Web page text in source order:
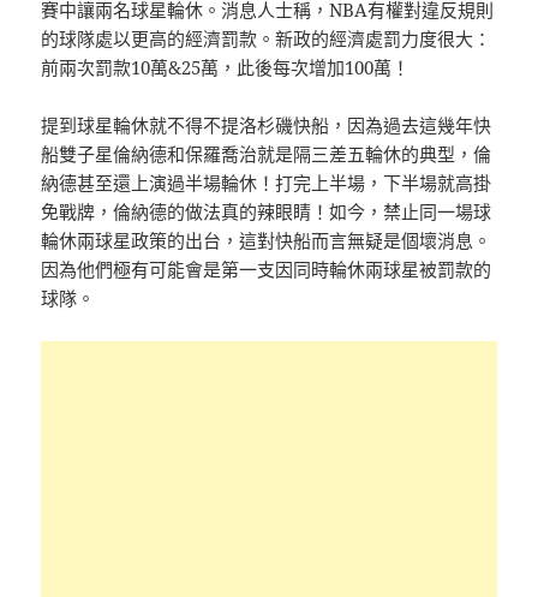
賽中讓兩名球星輪休。消息人士稱，NBA有權對違反規則
的球隊處以更高的經濟罰款。新政的經濟處罰力度很大：
前兩次罰款10萬&25萬，此後每次增加100萬！
提到球星輪休就不得不提洛杉磯快船，因為過去這幾年快
船雙子星倫納德和保羅喬治就是隔三差五輪休的典型，倫
納德甚至還上演過半場輪休！打完上半場，下半場就高掛
免戰牌，倫納德的做法真的辣眼睛！如今，禁止同一場球
輪休兩球星政策的出台，這對快船而言無疑是個壞消息。
因為他們極有可能會是第一支因同時輪休兩球星被罰款的
球隊。